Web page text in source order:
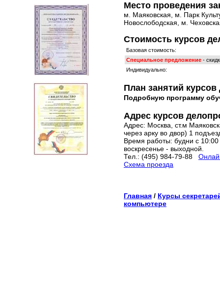
Место проведения
м. Маяковская, м. Парк
Новослободская, м.
Стоимость курсов
Базовая стоимость:
Специальное предложение -
Индивидуально:
План занятий
Подробную программу
Адрес курсов
Адрес: Москва, ст.м
через арку во двор) 1
Время работы: будни с
воскресенье - выходной.
Тел.: (495) 984-79-88
Схема проезда
Главная / Курсы
компьютере